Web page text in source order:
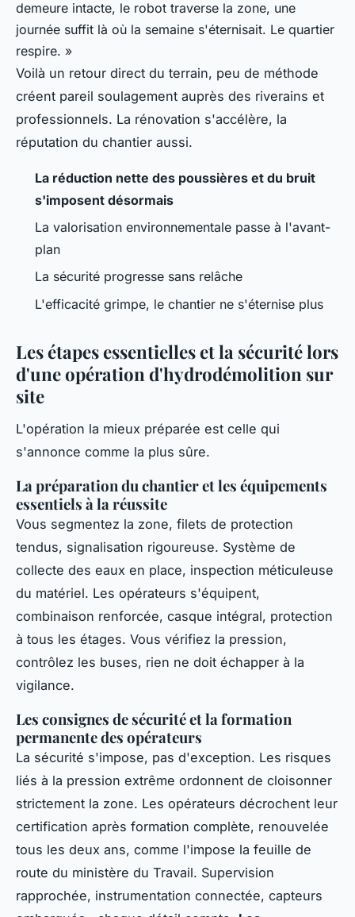
demeure intacte, le robot traverse la zone, une
journée suffit là où la semaine s'éternisait. Le quartier
respire. »
Voilà un retour direct du terrain, peu de méthode
créent pareil soulagement auprès des riverains et
professionnels. La rénovation s'accélère, la
réputation du chantier aussi.
La réduction nette des poussières et du bruit
s'imposent désormais
La valorisation environnementale passe à l'avant-
plan
La sécurité progresse sans relâche
L'efficacité grimpe, le chantier ne s'éternise plus
Les étapes essentielles et la sécurité lors
d'une opération d'hydrodémolition sur
site
L'opération la mieux préparée est celle qui
s'annonce comme la plus sûre.
La préparation du chantier et les équipements
essentiels à la réussite
Vous segmentez la zone, filets de protection
tendus, signalisation rigoureuse. Système de
collecte des eaux en place, inspection méticuleuse
du matériel. Les opérateurs s'équipent,
combinaison renforcée, casque intégral, protection
à tous les étages. Vous vérifiez la pression,
contrôlez les buses, rien ne doit échapper à la
vigilance.
Les consignes de sécurité et la formation
permanente des opérateurs
La sécurité s'impose, pas d'exception. Les risques
liés à la pression extrême ordonnent de cloisonner
strictement la zone. Les opérateurs décrochent leur
certification après formation complète, renouvelée
tous les deux ans, comme l'impose la feuille de
route du ministère du Travail. Supervision
rapprochée, instrumentation connectée, capteurs